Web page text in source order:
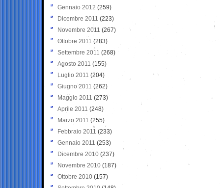
Gennaio 2012 (259)
Dicembre 2011 (223)
Novembre 2011 (267)
Ottobre 2011 (283)
Settembre 2011 (268)
Agosto 2011 (155)
Luglio 2011 (204)
Giugno 2011 (262)
Maggio 2011 (273)
Aprile 2011 (248)
Marzo 2011 (255)
Febbraio 2011 (233)
Gennaio 2011 (253)
Dicembre 2010 (237)
Novembre 2010 (187)
Ottobre 2010 (157)